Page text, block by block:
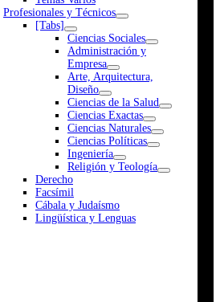
Profesionales y Técnicos
[Tabs]
Ciencias Sociales
Administración y
Empresa
Arte, Arquitectura,
Diseño
Ciencias de la Salud
Ciencias Exactas
Ciencias Naturales
Ciencias Políticas
Ingeniería
Religión y Teología
Derecho
Facsímil
Cábala y Judaísmo
Lingüística y Lenguas